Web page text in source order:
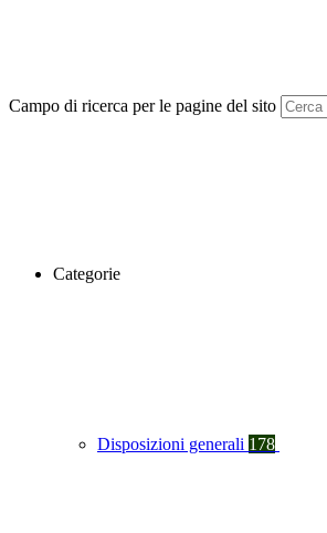
Campo di ricerca per le pagine del sito
Categorie
Disposizioni generali 178